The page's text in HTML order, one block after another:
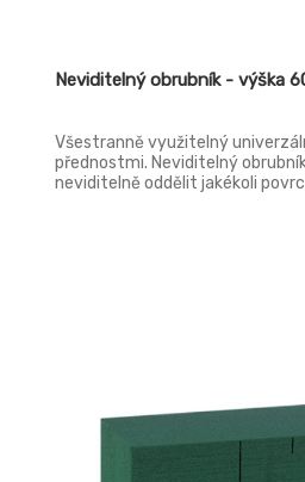
Neviditelný obrubník - výška
Všestranně využitelný
přednostmi. Neviditelný
neviditelně oddělit jakékoli